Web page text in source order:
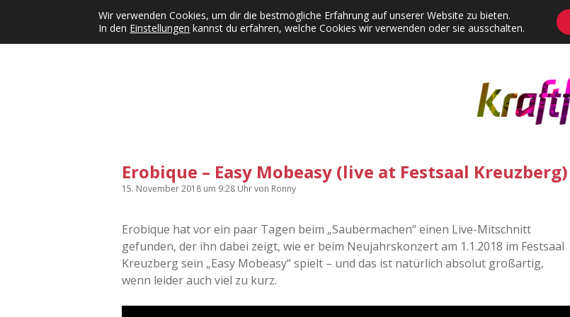
Kategorien Dropdown-Menü öffnen
KFMW-Disco Dates Instagrams Contact Adventskalender Dropdown-Menü öffnen
Erobique – Easy Mobeasy (live at Festsaal Kreuzberg)
15. November 2018 um 9:28 Uhrvon Ronny
Erobique hat vor ein paar Tagen beim „Saubermachen“ einen Live-Mitschnitt
gefunden, der ihn dabei zeigt, wie er beim Neujahrskonzert am 1.1.2018 im Festsaal
Kreuzberg sein „Easy Mobeasy“ spielt – und das ist natürlich absolut großartig,
wenn leider auch viel zu kurz.
Wir verwenden Cookies, um dir die bestmögliche Erfahrung auf unserer Website zu bieten.
In den Einstellungen kannst du erfahren, welche Cookies wir verwenden oder sie ausschalten.